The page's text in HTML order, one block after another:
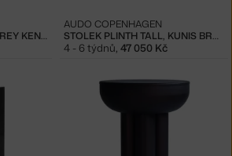
STOLEK PLINTH TALL, GREY KENDZO STOLEK PLINTH TALL, KUNIS BRECCIA
AUDO COPENHAGEN
4 - 6 týdnů 47 050 Kč